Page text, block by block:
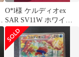
O*l様 ケルディオex
SAR SV11W ホワイト
フレア 169/086